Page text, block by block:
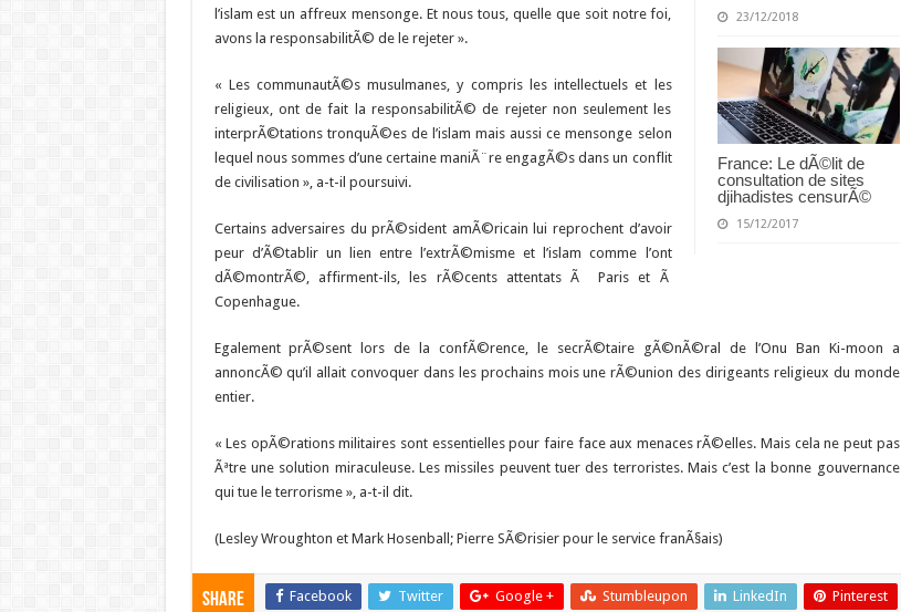
23/12/2018
France: Le dÃ©lit de
consultation de sites
djihadistes censurÃ©
15/12/2017
l’islam est un affreux mensonge. Et nous tous, quelle que soit notre foi,
avons la responsabilitÃ© de le rejeter ».
« Les communautÃ©s musulmanes, y compris les intellectuels et les
religieux, ont de fait la responsabilitÃ© de rejeter non seulement les
interprÃ©tations tronquÃ©es de l’islam mais aussi ce mensonge selon
lequel nous sommes d’une certaine maniÃ¨re engagÃ©s dans un conflit
de civilisation », a-t-il poursuivi.
Certains adversaires du prÃ©sident amÃ©ricain lui reprochent d’avoir
peur d’Ã©tablir un lien entre l’extrÃ©misme et l’islam comme l’ont
dÃ©montrÃ©, affirment-ils, les rÃ©cents attentats Ã Paris et Ã
Copenhague.
Egalement prÃ©sent lors de la confÃ©rence, le secrÃ©taire gÃ©nÃ©ral de l’Onu Ban Ki-moon a
annoncÃ© qu’il allait convoquer dans les prochains mois une rÃ©union des dirigeants religieux du monde
entier.
« Les opÃ©rations militaires sont essentielles pour faire face aux menaces rÃ©elles. Mais cela ne peut pas
Ãªtre une solution miraculeuse. Les missiles peuvent tuer des terroristes. Mais c’est la bonne gouvernance
qui tue le terrorisme », a-t-il dit.
(Lesley Wroughton et Mark Hosenball; Pierre SÃ©risier pour le service franÃ§ais)
Share Facebook Twitter Google + Stumbleupon LinkedIn Pinterest